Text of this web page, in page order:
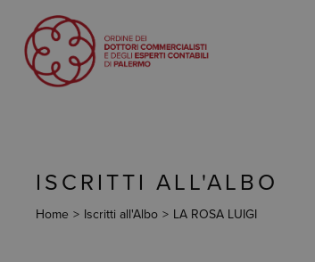
ISCRITTI ALL'ALBO
Home > Iscritti all'Albo > LA ROSA LUIGI